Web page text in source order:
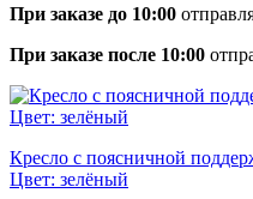
При заказе до 10:00
При заказе после 10:00
Кресло с поясничной
Цвет: зелёный